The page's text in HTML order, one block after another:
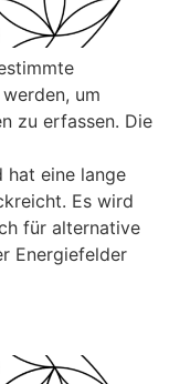
um
zu erfassen. Die
hat eine lange
Es wird
für alternative
Energiefelder